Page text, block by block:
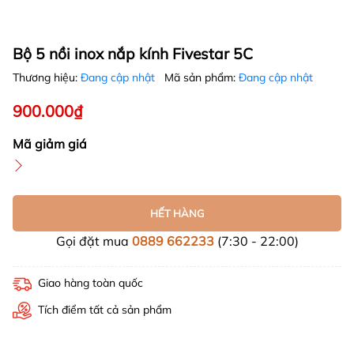
Bộ 5 nồi inox nắp kính Fivestar 5C
Thương hiệu: Đang cập nhật Mã sản phẩm: Đang cập nhật
900.000₫
Mã giảm giá
HẾT HÀNG
Gọi đặt mua 0889 662233(7:30 - 22:00)
Giao hàng toàn quốc
Tích điểm tất cả sản phẩm